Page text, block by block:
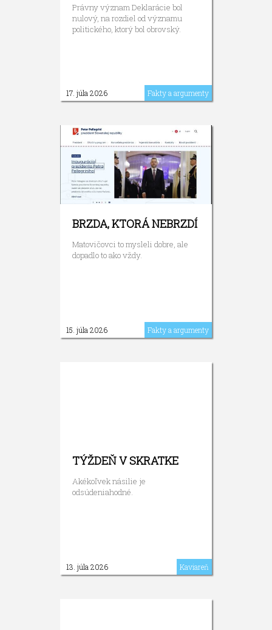
Právny význam Deklarácie bol
nulový, na rozdiel od významu
politického, ktorý bol obrovský.
17. júla 2026 Fakty a argumenty
BRZDA, KTORÁ NEBRZDÍ
Matovičovci to mysleli dobre, ale
dopadlo to ako vždy.
15. júla 2026 Fakty a argumenty
TÝŽDEŇ V SKRATKE
Akékoľvek násilie je
odsúdeniahodné.
13. júla 2026 Kaviareň